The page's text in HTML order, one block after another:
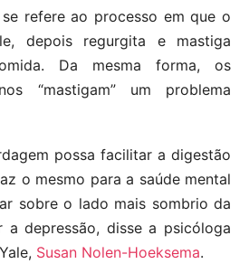
se refere ao processo em que o
depois regurgita e mastiga
Da mesma forma, os
“mastigam” um problema
possa facilitar a digestão
o mesmo para a saúde mental
sobre o lado mais sombrio da
a depressão, disse a psicóloga
Susan Nolen-Hoeksema.